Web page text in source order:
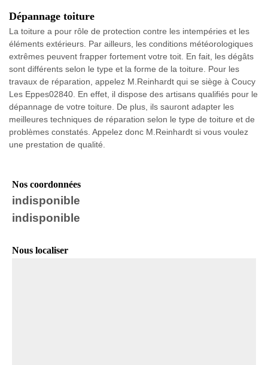
Dépannage toiture
La toiture a pour rôle de protection contre les intempéries et les
éléments extérieurs. Par ailleurs, les conditions météorologiques
extrêmes peuvent frapper fortement votre toit. En fait, les dégâts
sont différents selon le type et la forme de la toiture. Pour les
travaux de réparation, appelez M.Reinhardt qui se siège à Coucy
Les Eppes02840. En effet, il dispose des artisans qualifiés pour le
dépannage de votre toiture. De plus, ils sauront adapter les
meilleures techniques de réparation selon le type de toiture et de
problèmes constatés. Appelez donc M.Reinhardt si vous voulez
une prestation de qualité.
Nos coordonnées
indisponible
indisponible
Nous localiser